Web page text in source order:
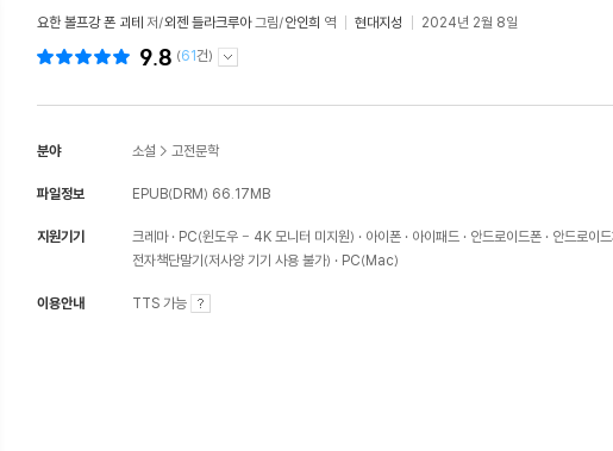
요한 볼프강 폰 괴테 저/외젠 들라크루아그림/안인희 역 현대지성 2024년 2월 8일
9.8 (61건)
분야 소설 > 고전문학
파일정보 EPUB(DRM) 66.17MB
지원기기 크레마 PC(윈도우 - 4K 모니터 미지원) 아이폰 아이패드 안드로이드폰
안드로이
전자책단말기(저사양 기기 사용 불가)
PC(Mac)
이용안내 TTS 가능